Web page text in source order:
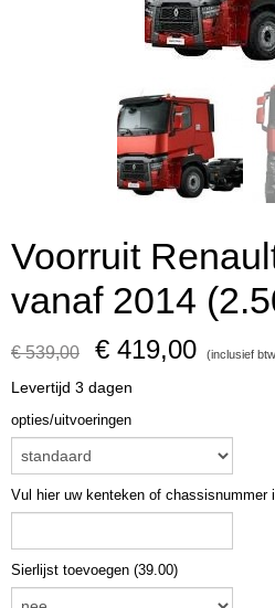
Voorruit
vanaf 2014
€ 539,00 € 419,00 (inclusief
Levertijd 3 dagen
opties/uitvoeringen
Vul hier uw kenteken of chassisnummer
Sierlijst toevoegen (39.00)